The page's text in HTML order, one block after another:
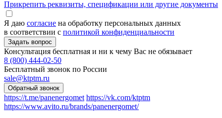
Прикрепить реквизиты, спецификации или другие документы
Я даю согласие на обработку персональных данных
в соответствии с политикой конфиденциальности
Консультация бесплатная и ни к чему Вас не обязывает
8 (800) 444-02-50
Бесплатный звонок по России
sale@ktptm.ru
https://t.me/panenergomet https://vk.com/ktptm
https://www.avito.ru/brands/panenergomet/